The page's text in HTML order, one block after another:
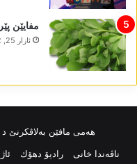
مفایێن
ئازار 25, 2022
ھەمی مافێن بەلاڤکرنێ د
ناڤه‌ندا خانی
رادیۆ دهۆك